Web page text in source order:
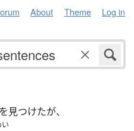
About Theme Log in
見つけたが、